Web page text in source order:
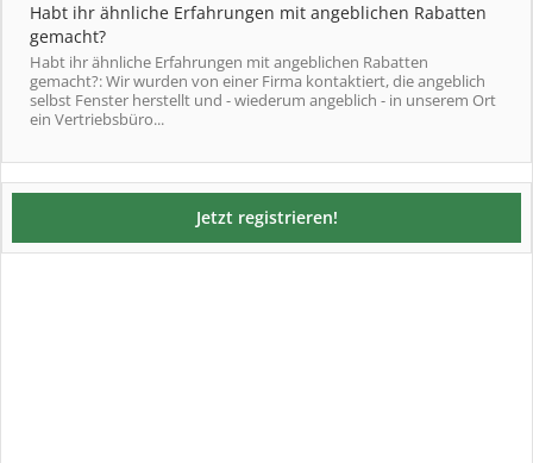
Habt ihr ähnliche Erfahrungen mit angeblichen Rabatten
gemacht?
Habt ihr ähnliche Erfahrungen mit angeblichen Rabatten
gemacht?: Wir wurden von einer Firma kontaktiert, die angeblich
selbst Fenster herstellt und - wiederum angeblich - in unserem Ort
ein Vertriebsbüro...
Jetzt registrieren!